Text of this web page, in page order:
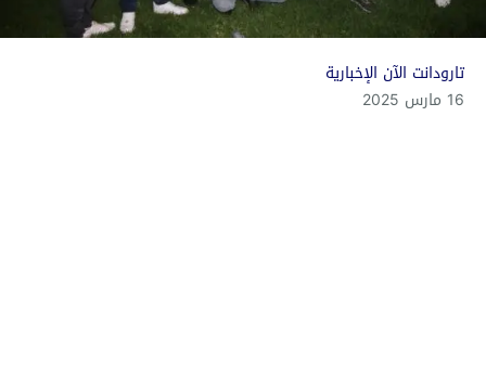
تارودانت الآن الإخبارية
16 مارس 2025